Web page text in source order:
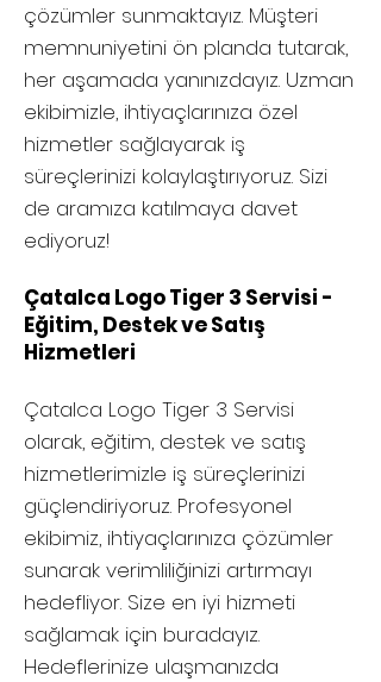
çözümler sunmaktayız. Müşteri
memnuniyetini ön planda tutarak,
her aşamada yanınızdayız. Uzman
ekibimizle, ihtiyaçlarınıza özel
hizmetler sağlayarak iş
süreçlerinizi kolaylaştırıyoruz. Sizi
de aramıza katılmaya davet
ediyoruz!
Çatalca Logo Tiger 3 Servisi -
Eğitim, Destek ve Satış
Hizmetleri
Çatalca Logo Tiger 3 Servisi
olarak, eğitim, destek ve satış
hizmetlerimizle iş süreçlerinizi
güçlendiriyoruz. Profesyonel
ekibimiz, ihtiyaçlarınıza çözümler
sunarak verimliliğinizi artırmayı
hedefliyor. Size en iyi hizmeti
sağlamak için buradayız.
Hedeflerinize ulaşmanızda